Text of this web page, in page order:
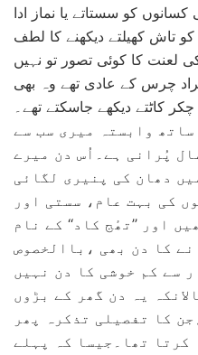
کسانوں کو سستاتے یا نماز ادا
کو تاش کھیلتے دیکھنے کا لطف
لعنت کا کوئی تصور تو نہیں
چرس کے عادی تھے وہ بھی
کاٹتے دیکھے جاسکتے تھے۔
ساتھ وابستہ میری سب سے
پُرانی ہے۔اُس دن میرے
دھان کی پنیری لگائی
کی بہت عام، سستی اور
اور ’’تھٔج کاد‘‘ کے نام
کا دن بھی ،باالخصوص
سے کم خوشی کا دن نہیں
یہ دن گھر کے بڑوں
کا تفصیلی تذکرہ پھر
کرتا تھا۔جیسا کہ پہلے